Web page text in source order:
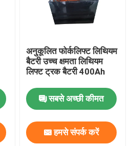
अनुकूलित फोर्कलिफ्ट लिथियम
बैटरी उच्च क्षमता लिथियम
लिफ्ट ट्रक बैटरी 400Ah
सबसे अच्छी कीमत
हमसे संपर्क करें